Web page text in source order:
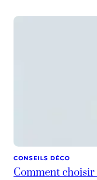
CONSEILS DÉCO
Comment choisir